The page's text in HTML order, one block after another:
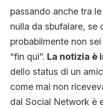
passando anche tra
nulla da sbufalare, se
probabilmente non
“fin qui”. La notizia è
dello status di un
come mai non
dal Social Network è